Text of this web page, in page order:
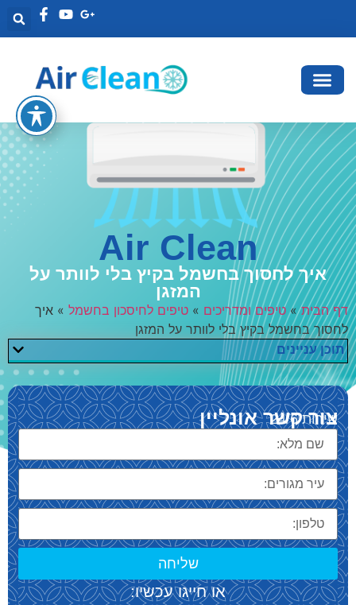
Air Clean
איך לחסוך בחשמל בקיץ בלי לוותר על
המזגן
דף הבית » טיפים ומדריכים » טיפים לחיסכון בחשמל » איך
לחסוך בחשמל בקיץ בלי לוותר על המזגן
תוכן עניינים
שירות 24/6
צור קשר אונליין
שליחה
או חייגו עכשיו: